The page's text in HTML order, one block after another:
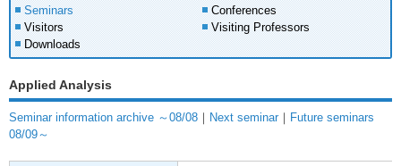
Seminars
Conferences
Visitors
Visiting Professors
Downloads
Applied Analysis
Seminar information archive ～08/08 ｜ Next seminar ｜ Future seminars
08/09～